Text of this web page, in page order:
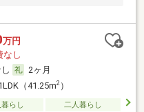
万円
なし
2ヶ月
（41.25m2）
らし
二人暮らし